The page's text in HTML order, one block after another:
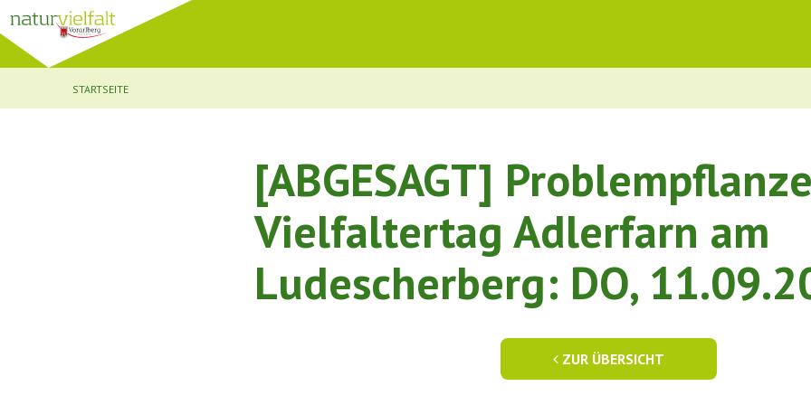
STARTSEITE
[ABGESAGT]
Vielfaltertag Adlerfarn am
Ludescherberg: DO,
ZUR ÜBERSICHT